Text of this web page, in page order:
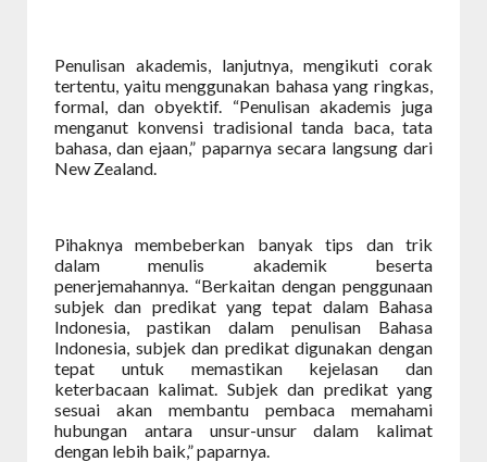
Penulisan akademis, lanjutnya, mengikuti corak
tertentu, yaitu menggunakan bahasa yang ringkas,
formal, dan obyektif. “Penulisan akademis juga
menganut konvensi tradisional tanda baca, tata
bahasa, dan ejaan,” paparnya secara langsung dari
New Zealand.
Pihaknya membeberkan banyak tips dan trik
dalam menulis akademik beserta
penerjemahannya. “Berkaitan dengan penggunaan
subjek dan predikat yang tepat dalam Bahasa
Indonesia, pastikan dalam penulisan Bahasa
Indonesia, subjek dan predikat digunakan dengan
tepat untuk memastikan kejelasan dan
keterbacaan kalimat. Subjek dan predikat yang
sesuai akan membantu pembaca memahami
hubungan antara unsur-unsur dalam kalimat
dengan lebih baik,” paparnya.